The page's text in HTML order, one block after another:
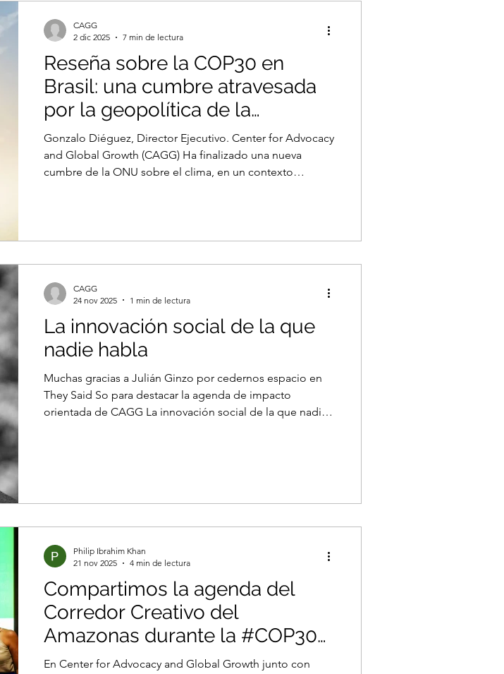
Reseña sobre la COP30 en
Brasil: una cumbre atravesada
por la geopolítica de la
mutipolaridad competitiva.
Gonzalo Diéguez, Director Ejecutivo. Center for Advocacy
and Global Growth (CAGG) Ha finalizado una nueva
cumbre de la ONU sobre el clima, en un contexto
por el liderazgo político, tecnológico y económico. Con
CAGG
2 dic 2025
7 min de lectura
La innovación social de la que
nadie habla
Muchas gracias a Julián Ginzo por cedernos espacio en
They Said So para destacar la agenda de impacto
orientada de CAGG La innovación social de la que nadie
CAGG
24 nov 2025
1 min de lectura
Compartimos la agenda del
Corredor Creativo del
Amazonas durante la #COP30
en Brasil
En Center for Advocacy and Global Growth junto con
Philip Ibrahim Khan
21 nov 2025
4 min de lectura